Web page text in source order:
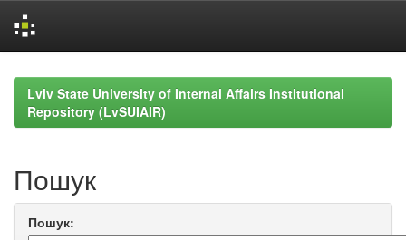
navigationLviv State University of Internal Affairs Institutional
Repository (LvSUIAIR)
Пошук
Пошук: